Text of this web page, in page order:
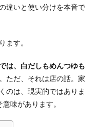
違いと使い分けを本音で
ます。
は、白だしもめんつゆも
ただ、それは店の話。家
のは、現実的ではありま
味があります。